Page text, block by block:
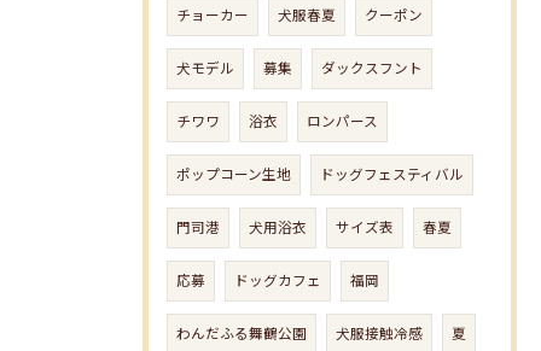
チョーカー 犬服春夏 クーポン
犬モデル 募集 ダックスフント
チワワ 浴衣 ロンパース
ポップコーン生地 ドッグフェスティバル
門司港 犬用浴衣 サイズ表 春夏
応募 ドッグカフェ 福岡
わんだふる舞鶴公園 犬服接触冷感 夏